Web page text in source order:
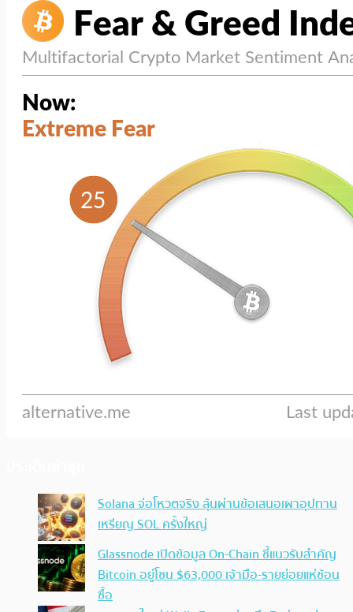
Solana จ่อโหวตจริง ลุ้นผ่านข้อเสนอเผาอุปทาน
เหรียญ SOL ครั้งใหญ่
Glassnode เปิดข้อมูล On-Chain ชี้แนวรับสำคัญ
Bitcoin อยู่โซน $63,000 เจ้ามือ-รายย่อยแห่ช้อน
ซื้อ